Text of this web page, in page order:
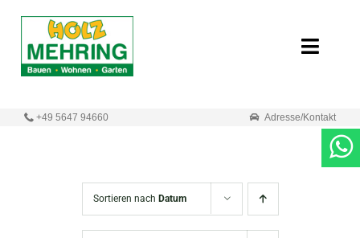
springen
Toggle
+49 5647 94660 Adresse/Kontakt
Sortieren nach Datum